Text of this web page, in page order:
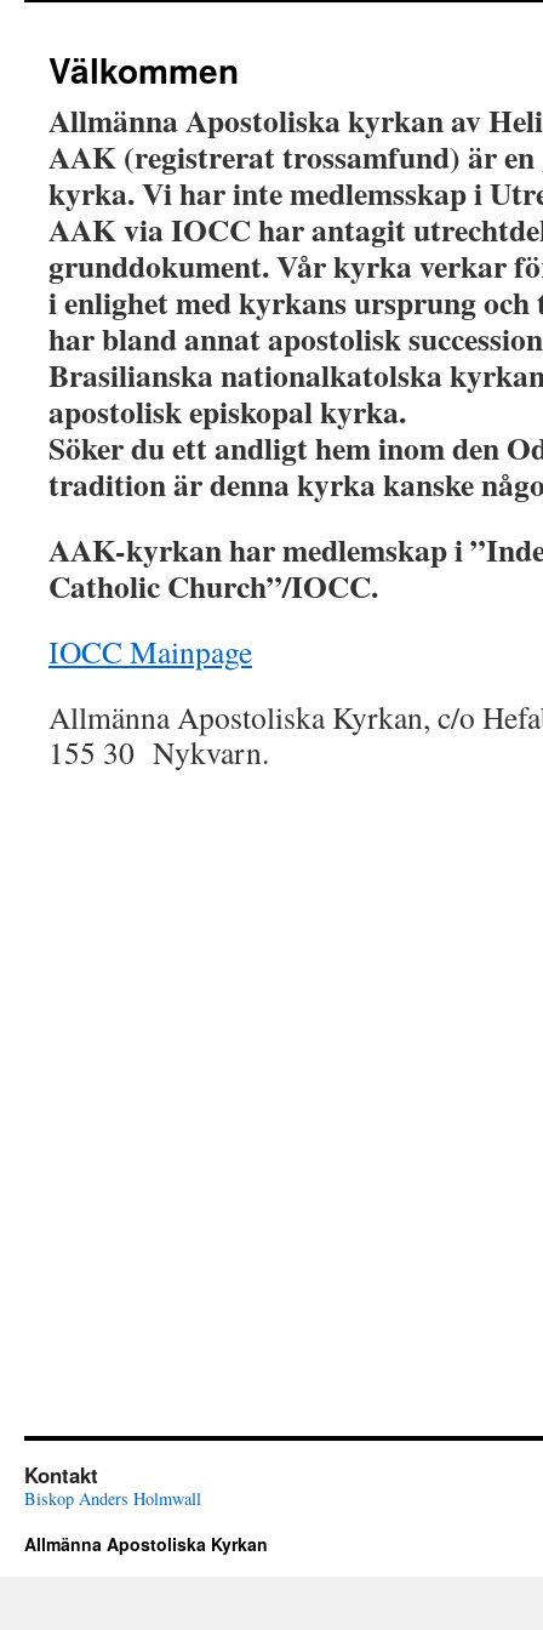
Välkommen
Allmänna Apostoliska kyrkan av
AAK (registrerat trossamfund) är
kyrka. Vi har inte medlemsskap i
AAK via IOCC har antagit
grunddokument. Vår kyrka verkar
i enlighet med kyrkans ursprung
har bland annat apostolisk
Brasilianska nationalkatolska
apostolisk episkopal kyrka.
Söker du ett andligt hem inom den
tradition är denna kyrka kanske
AAK-kyrkan har medlemskap i
Catholic Church”/IOCC.
IOCC Mainpage
Allmänna Apostoliska Kyrkan, c/o
155 30 Nykvarn.
Kontakt
Biskop Anders Holmwall
Allmänna Apostoliska Kyrkan